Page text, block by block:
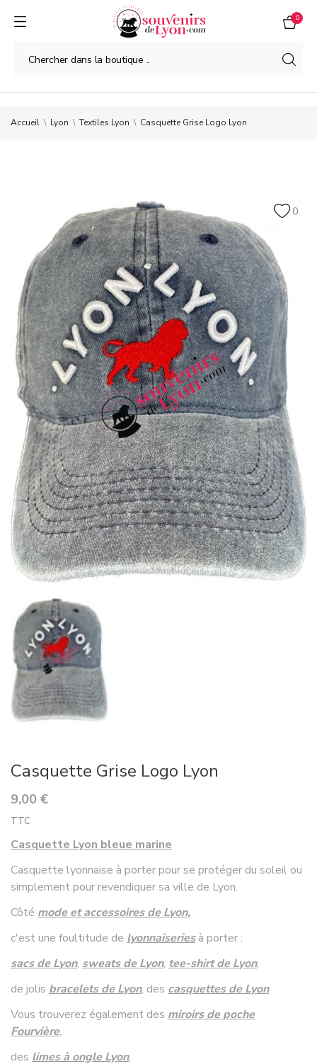
0
Accueil Lyon Textiles Lyon Casquette Grise Logo Lyon
0
Casquette Grise Logo Lyon
9,00 €
TTC
Casquette Lyon bleue marine
Casquette lyonnaise à porter pour se protéger du soleil ou
simplement pour revendiquer sa ville de Lyon.
Côté mode et accessoires de Lyon,
c'est une foultitude de lyonnaiseriesà porter :
sacs de Lyon, sweats de Lyon, tee-shirt de Lyon,
de jolis bracelets de Lyon, des casquettes de Lyon.
Vous trouverez également des miroirs de poche
Fourvière,
des limes à ongle Lyon,